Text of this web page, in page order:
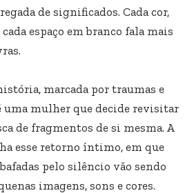
de significados. Cada cor,
espaço em branco fala mais
marcada por traumas e
uma mulher que decide revisitar
de fragmentos de si mesma. A
esse retorno íntimo, em que
pelo silêncio vão sendo
imagens, sons e cores.